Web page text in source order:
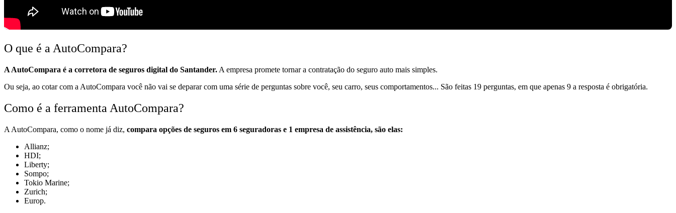
O que é a AutoCompara?
A AutoCompara é a corretora de seguros digital do Santander. A empresa promete tornar a contratação do seguro auto mais simples.
Ou seja, ao cotar com a AutoCompara você não vai se deparar com uma série de perguntas sobre você, seu carro, seus comportamentos... São feitas 19 perguntas, em que apenas 9 a resposta é obrigatória.
Como é a ferramenta AutoCompara?
A AutoCompara, como o nome já diz, compara opções de seguros em 6 seguradoras e 1 empresa de assistência, são elas:
Allianz;
HDI;
Liberty;
Sompo;
Tokio Marine;
Zurich;
Europ.